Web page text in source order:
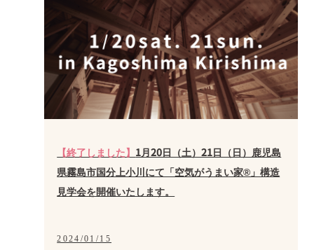
【終了しました】 1月20日（土）21日（日）鹿児島
県霧島市国分上小川にて「空気がうまい家®」構造
見学会を開催いたします。
2024/01/15